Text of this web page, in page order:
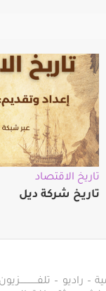
تاريخ الاقتصاد
تاريخ شركة ديل
– راديو –